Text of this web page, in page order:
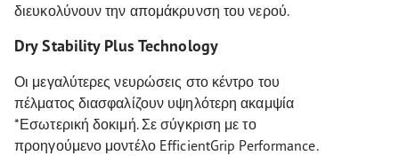
διευκολύνουν την απομάκρυνση του νερού.
Dry Stability Plus Technology
Οι μεγαλύτερες νευρώσεις στο κέντρο του
πέλματος διασφαλίζουν υψηλότερη ακαμψία
*Εσωτερική δοκιμή. Σε σύγκριση με το
προηγούμενο μοντέλο EfficientGrip Performance.